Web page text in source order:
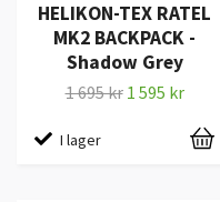
HELIKON-TEX RATEL
MK2 BACKPACK -
Shadow Grey
1 695 kr 1 595 kr
I lager